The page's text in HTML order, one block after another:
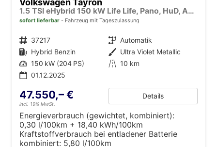
1.5 TSI eHybrid 150 kW Life Life, Pano, HuD, AHK, AreaView, Side, Navi, Winter, 5-J. Garantie
sofort lieferbar Fahrzeug mit Tageszulassung
Fahrzeugnr. 37217 Getriebe Automatik
Kraftstoff Hybrid Benzin Außenfarbe Ultra Violet Metallic
Leistung 150 kW (204 PS) Kilometerstand 10 km
01.12.2025
47.550,– €
incl. 19% MwSt.
Details
Energieverbrauch (gewichtet, kombiniert):
0,30 l/100km + 18,40 kWh/100km
Kraftstoffverbrauch bei entladener Batterie
kombiniert: 5,80 l/100km